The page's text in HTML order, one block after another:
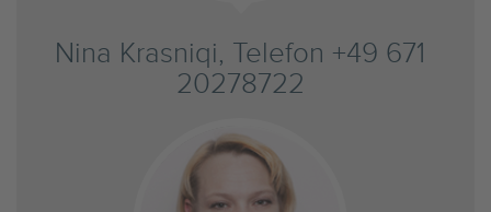
Nina Krasniqi, Telefon +49 671
20278722